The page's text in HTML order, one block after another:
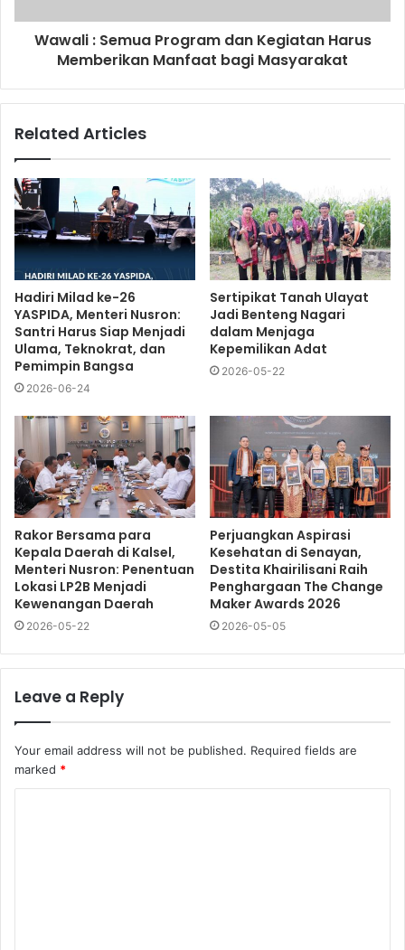
Wawali : Semua Program dan Kegiatan Harus
Memberikan Manfaat bagi Masyarakat
Related Articles
Hadiri Milad ke-26
YASPIDA, Menteri Nusron:
Santri Harus Siap Menjadi
Ulama, Teknokrat, dan
Pemimpin Bangsa
2026-06-24
Sertipikat Tanah Ulayat
Jadi Benteng Nagari
dalam Menjaga
Kepemilikan Adat
2026-05-22
Rakor Bersama para
Kepala Daerah di Kalsel,
Menteri Nusron: Penentuan
Lokasi LP2B Menjadi
Kewenangan Daerah
2026-05-22
Perjuangkan Aspirasi
Kesehatan di Senayan,
Destita Khairilisani Raih
Penghargaan The Change
Maker Awards 2026
2026-05-05
Leave a Reply
Your email address will not be published. Required fields are
marked *